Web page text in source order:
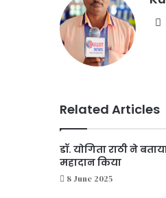
Related Articles
डॉ. योगिता राठी ने
महादान किया
8 June 2025